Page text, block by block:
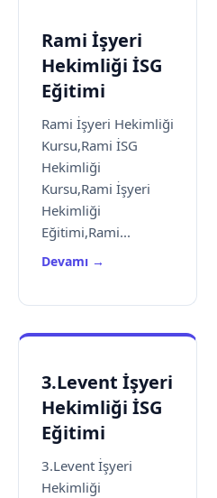
Rami İşyeri
Hekimliği İSG
Eğitimi
Rami İşyeri Hekimliği
Kursu,Rami İSG
Hekimliği
Kursu,Rami İşyeri
Hekimliği
Eğitimi,Rami...
Devamı →
3.Levent İşyeri
Hekimliği İSG
Eğitimi
3.Levent İşyeri
Hekimliği